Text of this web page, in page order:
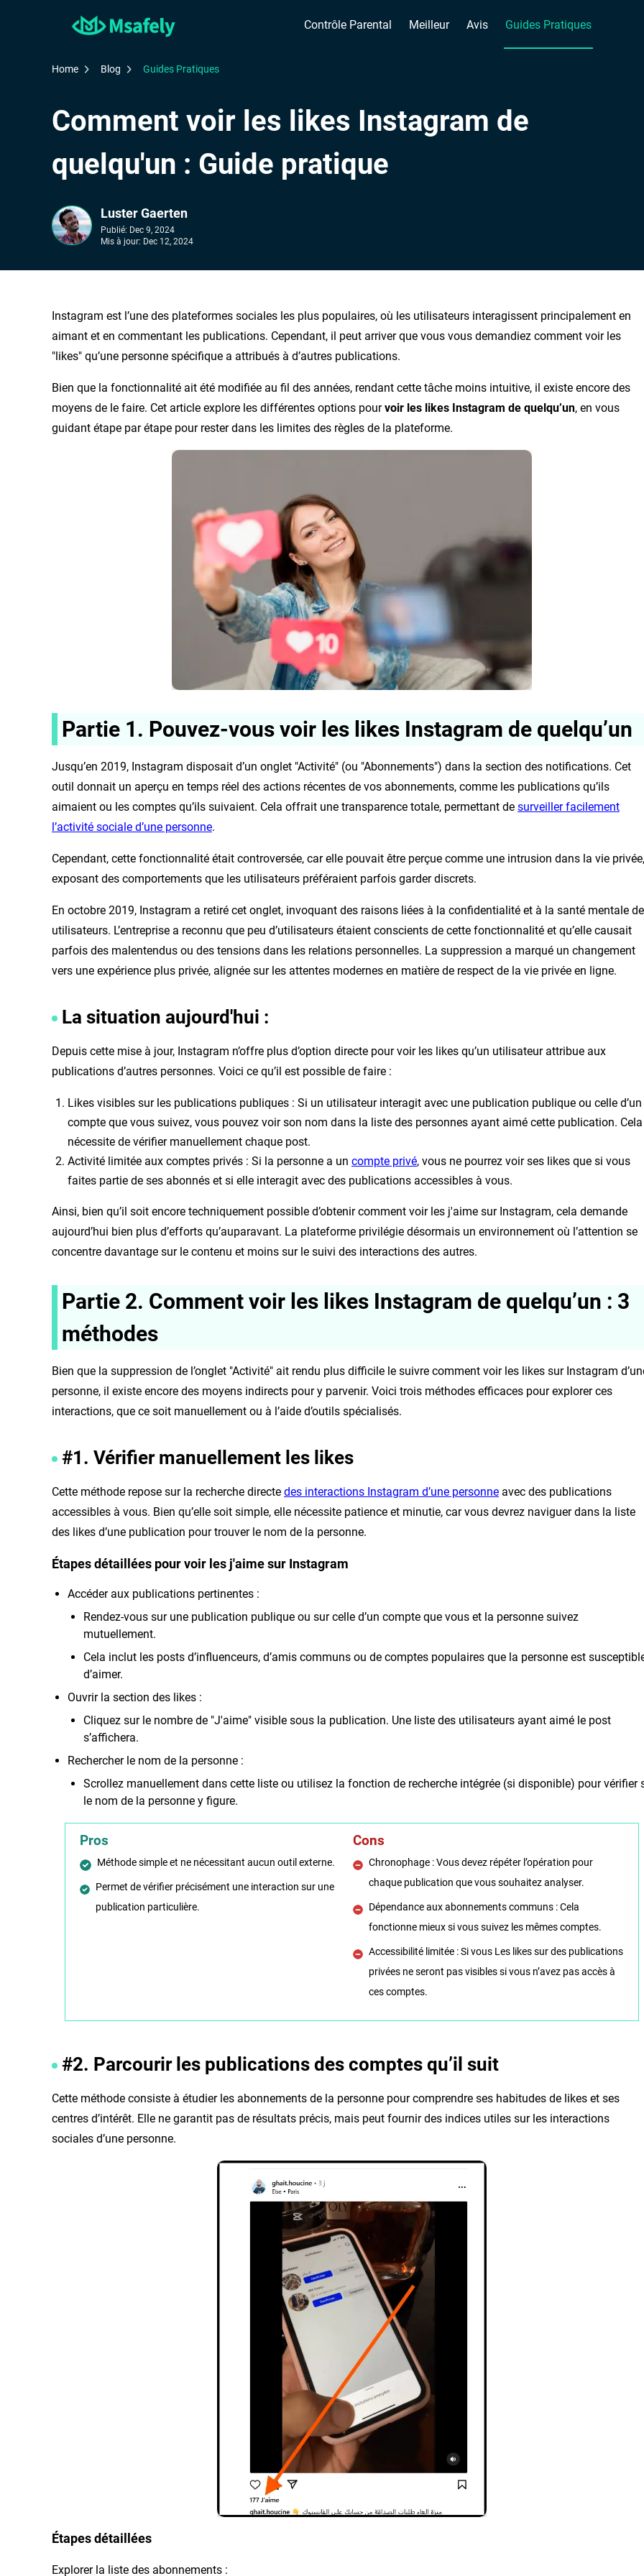
Contrôle Parental Meilleur Avis Guides Pratiques
Home Blog Guides Pratiques
Comment voir les likes Instagram de
quelqu'un : Guide pratique
Luster Gaerten
Publié: Dec 9, 2024
Mis à jour: Dec 12, 2024
Instagram est l’une des plateformes sociales les plus populaires, où les utilisateurs interagissent principalement en
aimant et en commentant les publications. Cependant, il peut arriver que vous vous demandiez comment voir les
"likes" qu’une personne spécifique a attribués à d’autres publications.
Bien que la fonctionnalité ait été modifiée au fil des années, rendant cette tâche moins intuitive, il existe encore des
moyens de le faire. Cet article explore les différentes options pourvoir les likes Instagram de quelqu’un, en vous
guidant étape par étape pour rester dans les limites des règles de la plateforme.
Partie 1. Pouvez-vous voir les likes Instagram de quelqu’un
Jusqu’en 2019, Instagram disposait d’un onglet "Activité" (ou "Abonnements") dans la section des notifications. Cet
outil donnait un aperçu en temps réel des actions récentes de vos abonnements, comme les publications qu’ils
aimaient ou les comptes qu’ils suivaient. Cela offrait une transparence totale, permettant de surveiller facilement
l’activité sociale d’une personne.
Cependant, cette fonctionnalité était controversée, car elle pouvait être perçue comme une intrusion dans la vie privée,
exposant des comportements que les utilisateurs préféraient parfois garder discrets.
En octobre 2019, Instagram a retiré cet onglet, invoquant des raisons liées à la confidentialité et à la santé mentale
utilisateurs. L’entreprise a reconnu que peu d’utilisateurs étaient conscients de cette fonctionnalité et qu’elle causait
parfois des malentendus ou des tensions dans les relations personnelles. La suppression a marqué un changement
vers une expérience plus privée, alignée sur les attentes modernes en matière de respect de la vie privée en ligne.
La situation aujourd'hui :
Depuis cette mise à jour, Instagram n’offre plus d’option directe pour voir les likes qu’un utilisateur attribue aux
publications d’autres personnes. Voici ce qu’il est possible de faire :
Likes visibles sur les publications publiques : Si un utilisateur interagit avec une publication publique ou celle d’un
compte que vous suivez, vous pouvez voir son nom dans la liste des personnes ayant aimé cette publication. Cela
nécessite de vérifier manuellement chaque post.
Activité limitée aux comptes privés : Si la personne a un compte privé, vous ne pourrez voir ses likes que si vous
faites partie de ses abonnés et si elle interagit avec des publications accessibles à vous.
Ainsi, bien qu’il soit encore techniquement possible d’obtenir comment voir les j'aime sur Instagram, cela demande
aujourd’hui bien plus d’efforts qu’auparavant. La plateforme privilégie désormais un environnement où l’attention se
concentre davantage sur le contenu et moins sur le suivi des interactions des autres.
Partie 2. Comment voir les likes Instagram de quelqu’un : 3
méthodes
Bien que la suppression de l’onglet "Activité" ait rendu plus difficile le suivre comment voir les likes sur Instagram
personne, il existe encore des moyens indirects pour y parvenir. Voici trois méthodes efficaces pour explorer ces
interactions, que ce soit manuellement ou à l’aide d’outils spécialisés.
#1. Vérifier manuellement les likes
Cette méthode repose sur la recherche directe des interactions Instagram d’une personne avec des publications
accessibles à vous. Bien qu’elle soit simple, elle nécessite patience et minutie, car vous devrez naviguer dans la liste
des likes d’une publication pour trouver le nom de la personne.
Étapes détaillées pour voir les j'aime sur Instagram
Accéder aux publications pertinentes :
Rendez-vous sur une publication publique ou sur celle d’un compte que vous et la personne suivez
mutuellement.
Cela inclut les posts d’influenceurs, d’amis communs ou de comptes populaires que la personne est
d’aimer.
Ouvrir la section des likes :
Cliquez sur le nombre de "J'aime" visible sous la publication. Une liste des utilisateurs ayant aimé le post
s’affichera.
Rechercher le nom de la personne :
Scrollez manuellement dans cette liste ou utilisez la fonction de recherche intégrée (si disponible) pour vérifier
le nom de la personne y figure.
Pros
Méthode simple et ne nécessitant aucun outil externe.
Permet de vérifier précisément une interaction sur une
publication particulière.
Cons
Chronophage : Vous devez répéter l’opération pour
chaque publication que vous souhaitez analyser.
Dépendance aux abonnements communs : Cela
fonctionne mieux si vous suivez les mêmes comptes.
Accessibilité limitée : Si vous Les likes sur des publications
privées ne seront pas visibles si vous n’avez pas accès à
ces comptes.
#2. Parcourir les publications des comptes qu’il suit
Cette méthode consiste à étudier les abonnements de la personne pour comprendre ses habitudes de likes et ses
centres d’intérêt. Elle ne garantit pas de résultats précis, mais peut fournir des indices utiles sur les interactions
sociales d’une personne.
Étapes détaillées
Explorer la liste des abonnements :